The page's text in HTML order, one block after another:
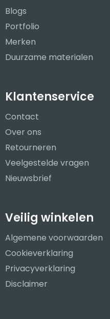
Blogs
Portfolio
Merken
Duurzame materialen
Klantenservice
Contact
Over ons
Retourneren
Veelgestelde vragen
Nieuwsbrief
Veilig winkelen
Algemene voorwaarden
Cookieverklaring
Privacyverklaring
Disclaimer